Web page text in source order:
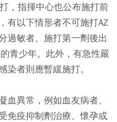
，指揮中心也公布施打前
有以下情形者不可施打AZ
過敏者、 施打第一劑後出
青少年。此外，有急性嚴
染者則應暫緩施打。
血異常，例如血友病者、
免疫抑制劑治療、懷孕或